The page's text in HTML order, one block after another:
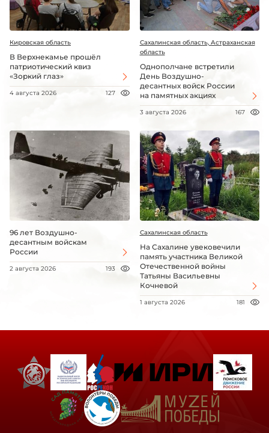
Кировская область
В Верхнекамье прошёл
патриотический квиз
«Зоркий глаз»
4 августа 2026 127
Сахалинская область, Астраханская
область
Однополчане встретили
День Воздушно-
десантных войск России
на памятных акциях
3 августа 2026 167
96 лет Воздушно-
десантным войскам
России
2 августа 2026 193
Сахалинская область
На Сахалине увековечили
память участника Великой
Отечественной войны
Татьяны Васильевны
Кочневой
1 августа 2026 181